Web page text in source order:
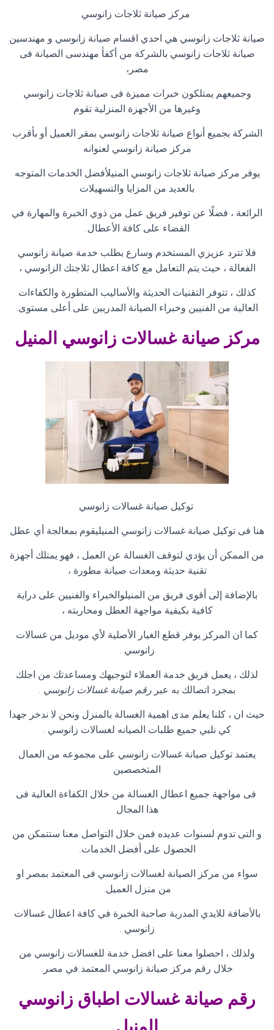
مركز صيانة ثلاجات زانوسي
صيانة ثلاجات زانوسي هي احدي اقسام صيانة زانوسي و مهندسين
صيانة ثلاجات زانوسي بالشركة من أكفأ مهندسى الصيانة فى
مصر،
وجميعهم يمتلكون خبرات مميزة فى صيانة ثلاجات زانوسي
وغيرها من الأجهزة المنزلية تقوم
الشركة بجميع أنواع صيانة ثلاجات زانوسي بمقر العميل أو بأقرب
مركز صيانة زانوسي لعنوانه
يوفر مركز صيانة ثلاجات زانوسي المنيلأفضل الخدمات المتوجه
بالعديد من المزايا والتسهيلات
الرائعة ، فضلًا عن توفير فريق عمل من ذوي الخبرة والمهارة في
القضاء على كافة الأعطال.
فلا تترد عزيزي المستخدم وسارع بطلب خدمة صيانة زانوسي
الفعالة ، حيث يتم التعامل مع كافة اعطال ثلاجتك الزانوسي ،
كذلك ، تتوفر التقنيات الحديثة والأساليب المتطورة والكفاءات
العالية من الفنيين وخبراء الصيانة المدربين على أعلى مستوى.
مركز صيانة غسالات زانوسي المنيل
توكيل صيانة غسالات زانوسي
هنا فى توكيل صيانة غسالات زانوسي المنيليقوم بمعالجة أي عطل
من الممكن أن يؤدي لتوقف الغسالة عن العمل ، فهو يمتلك أجهزة
تقنية حديثة ومعدات صيانة مطورة ،
بالإضافة إلى أقوى فريق من المنيلوالخبراء والفنيين على دراية
كافية بكيفية مواجهة العطل ومحاربته ،
كما ان المركز يوفر قطع الغيار الأصلية لأي موديل من غسالات
زانوسي .
لذلك ، يعمل فريق خدمة العملاء لتوجيهك ومساعدتك من اجلك
بمجرد اتصالك به عبر رقم صيانة غسالات زانوسي .
حيث ان ، كلنا يعلم مدى اهمية الغسالة بالمنزل ونحن لا ندخر جهدا
كي نلبي جميع طلبات الصيانه لغسالات زانوسي .
يعتمد توكيل صيانة غسالات زانوسي على مجموعه من العمال
المتخصصين
فى مواجهة جميع اعطال الغسالة من خلال الكفاءة العالية فى
هذا المجال
و التى تدوم لسنوات عديده فمن خلال التواصل معنا ستتمكن من
الحصول على أفضل الخدمات.
سواء من مركز الصيانة لغسالات زانوسي فى المعتمد بمصر او
من منزل العميل.
بالأضافة للايدي المدربة صاحبة الخبرة في كافة اعطال غسالات
زانوسي .
ولذلك ، احصلوا معنا على افضل خدمة للغسالات زانوسي من
خلال رقم مركز صيانة زانوسي المعتمد في مصر .
رقم صيانة غسالات اطباق زانوسي